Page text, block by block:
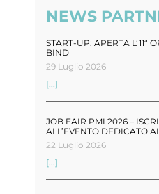
NEWS
START-UP: APERTA L’11ª
BIND
29 Luglio 2026
[...]
JOB FAIR PMI 2026 –
ALL’EVENTO DEDICATO
22 Luglio 2026
[...]